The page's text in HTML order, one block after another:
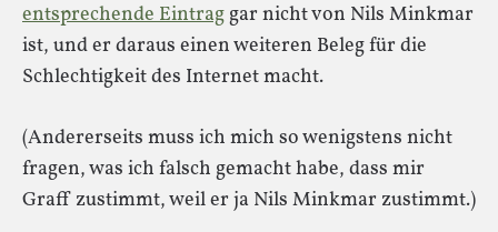
entsprechende Eintraggar nicht von Nils Minkmar
ist, und er daraus einen weiteren Beleg für die
Schlechtigkeit des Internet macht.
(Andererseits muss ich mich so wenigstens nicht
fragen, was ich falsch gemacht habe, dass mir
Graff zustimmt, weil er ja Nils Minkmar zustimmt.)